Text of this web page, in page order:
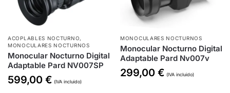
ACOPLABLES NOCTURNO,
MONOCULARES NOCTURNOS
Monocular Nocturno Digital
Adaptable Pard NV007SP
599,00 € (IVA incluido)
MONOCULARES NOCTURNOS
Monocular Nocturno Digital
Adaptable Pard Nv007v
299,00 € (IVA incluido)